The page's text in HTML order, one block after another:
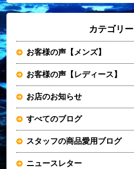
カテゴリー
お客様の声【メンズ】
お客様の声【レディース】
お店のお知らせ
すべてのブログ
スタッフの商品愛用ブログ
ニュースレター